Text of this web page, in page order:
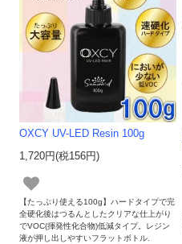
OXCY UV-LED Resin 100g
1,720円(税156円)
【たっぷり使える100g】ハードタイプで完
全硬化後はつるんとしたクリアな仕上がり
でVOC(揮発性化合物)低減タイプ。レジン
液が押し出しやすいフラットボトル.